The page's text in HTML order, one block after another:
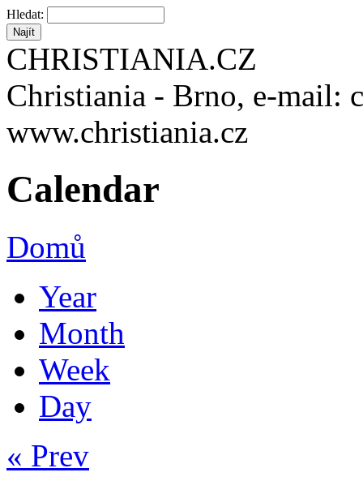
Hledat:
CHRISTIANIA.CZ
Christiania - Brno, e-mail:
www.christiania.cz
Calendar
Domů
Year
Month
Week
Day
« Prev